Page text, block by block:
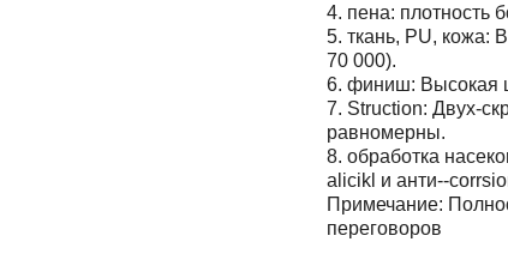
4. пена: плотность
5. ткань, PU, кожа:
70 000).
6. финиш: Высокая
7. Struction: Двух-
равномерны.
8. обработка
alicikl и анти--
Примечание:
переговоров